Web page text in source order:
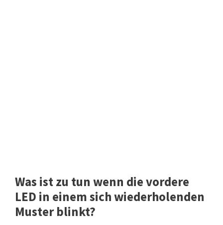
Was ist zu tun wenn die vordere
LED in einem sich wiederholenden
Muster blinkt?